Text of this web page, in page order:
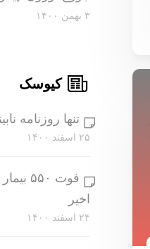
۳ بهمن ۱۴۰۰
کیوسک
تنها روزنامه
۲۵ اسفند ۱۴۰۰
فوت
اخیر
۲۴ اسفند ۱۴۰۰